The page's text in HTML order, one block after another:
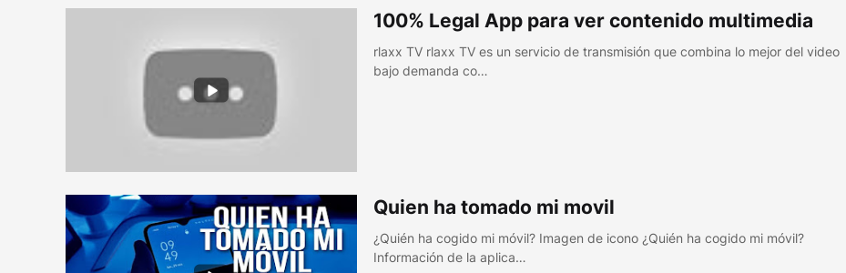
100% Legal App para ver contenido multimedia
rlaxx TV rlaxx TV es un servicio de transmisión que combina lo mejor del video
bajo demanda co…
Quien ha tomado mi movil
¿Quién ha cogido mi móvil? Imagen de icono ¿Quién ha cogido mi móvil?
Información de la aplica…